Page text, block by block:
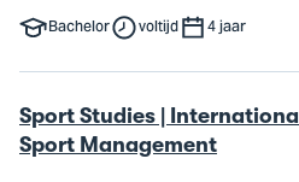
Bachelor voltijd 4 jaar
Sport Studies | International
Sport Management